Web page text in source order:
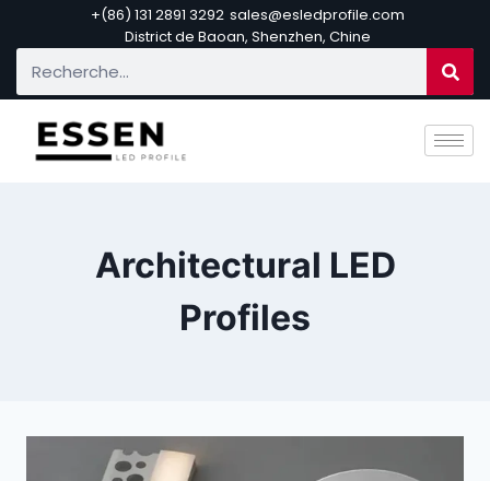
+(86) 131 2891 3292 sales@esledprofile.com
District de Baoan, Shenzhen, Chine
Architectural LED
Profiles